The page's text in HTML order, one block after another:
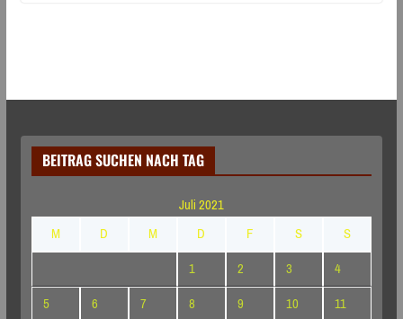
BEITRAG SUCHEN NACH TAG
Juli 2021
M
D M D F S
S
1
2 3
4
5
6 7 8 9 10
11